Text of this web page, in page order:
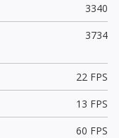
3340
3734
22 FPS
13 FPS
60 FPS